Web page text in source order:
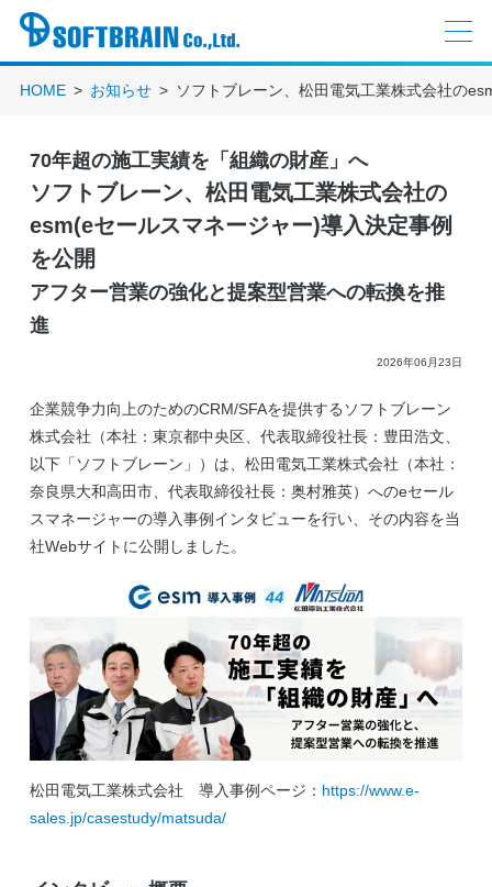
HOME お知らせ ソフトブレーン、松田電気工業株式会社の
70年超の施工実績を「組織の財産」へ
ソフトブレーン、松田電気工業株式会社の
esm(eセールスマネージャー)導入決定事例
を公開
アフター営業の強化と提案型営業への転換を推
進
2026年06月23日
企業競争力向上のためのCRM/SFAを提供するソフトブレーン
株式会社（本社：東京都中央区、代表取締役社長：豊田浩文、
以下「ソフトブレーン」）は、松田電気工業株式会社（本社：
奈良県大和高田市、代表取締役社長：奥村雅英）へのeセール
スマネージャーの導入事例インタビューを行い、その内容を当
社Webサイトに公開しました。
松田電気工業株式会社 導入事例ページ： https://www.e-
sales.jp/casestudy/matsuda/